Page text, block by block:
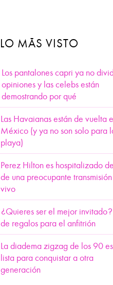
LO MÁS VISTO
Los pantalones capri ya no
opiniones y las celebs están
demostrando por qué
Las Havaianas están de vuelta
México (y ya no son solo para
playa)
Perez Hilton es hospitalizado
de una preocupante
vivo
¿Quieres ser el mejor
de regalos para el anfitrión
La diadema zigzag de los 90
lista para conquistar a otra
generación